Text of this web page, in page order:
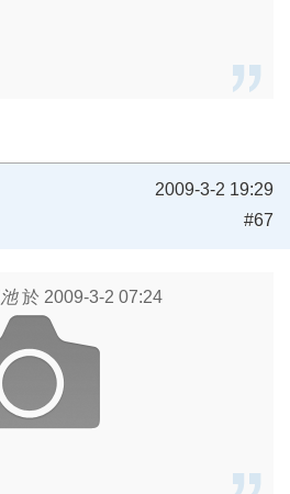
2009-3-2 19:29
#67
於 2009-3-2 07:24